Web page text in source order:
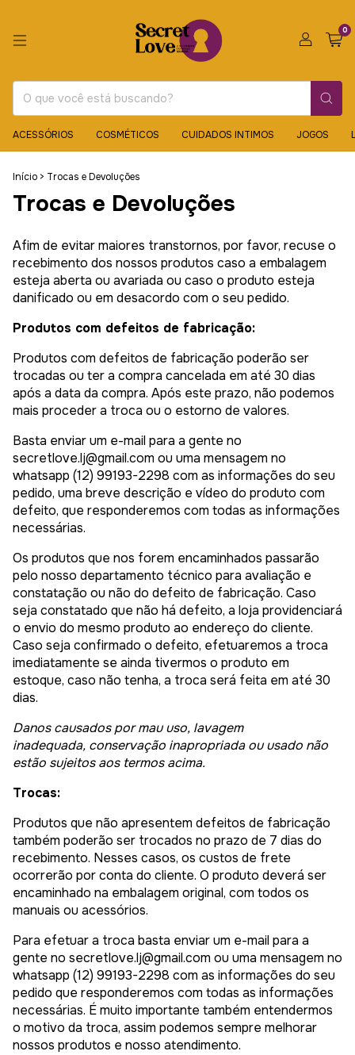
0
ACESSÓRIOS COSMÉTICOS CUIDADOS INTIMOS JOGOS
Início > Trocas e Devoluções
Trocas e Devoluções
Afim de evitar maiores transtornos, por favor, recuse o
recebimento dos nossos produtos caso a embalagem
esteja aberta ou avariada ou caso o produto esteja
danificado ou em desacordo com o seu pedido.
Produtos com defeitos de fabricação:
Produtos com defeitos de fabricação poderão ser
trocadas ou ter a compra cancelada em até 30 dias
após a data da compra. Após este prazo, não podemos
mais proceder a troca ou o estorno de valores.
Basta enviar um e-mail para a gente no
secretlove.lj@gmail.com ou uma mensagem no
whatsapp (12) 99193-2298 com as informações do seu
pedido, uma breve descrição e vídeo do produto com
defeito, que responderemos com todas as informações
necessárias.
Os produtos que nos forem encaminhados passarão
pelo nosso departamento técnico para avaliação e
constatação ou não do defeito de fabricação. Caso
seja constatado que não há defeito, a loja providenciará
o envio do mesmo produto ao endereço do cliente.
Caso seja confirmado o defeito, efetuaremos a troca
imediatamente se ainda tivermos o produto em
estoque, caso não tenha, a troca será feita em até 30
dias.
Danos causados por mau uso, lavagem
inadequada, conservação inapropriada ou usado não
estão sujeitos aos termos acima.
Trocas:
Produtos que não apresentem defeitos de fabricação
também poderão ser trocados no prazo de 7 dias do
recebimento. Nesses casos, os custos de frete
ocorrerão por conta do cliente. O produto deverá ser
encaminhado na embalagem original, com todos os
manuais ou acessórios.
Para efetuar a troca basta enviar um e-mail para a
gente no secretlove.lj@gmail.com ou uma mensagem no
whatsapp (12) 99193-2298 com as informações do seu
pedido que responderemos com todas as informações
necessárias. É muito importante também entendermos
o motivo da troca, assim podemos sempre melhorar
nossos produtos e nosso atendimento.